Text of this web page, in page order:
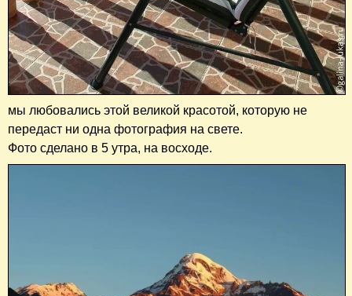
мы любовались этой великой красотой, которую не
передаст ни одна фотография на свете.
Фото сделано в 5 утра, на восходе.